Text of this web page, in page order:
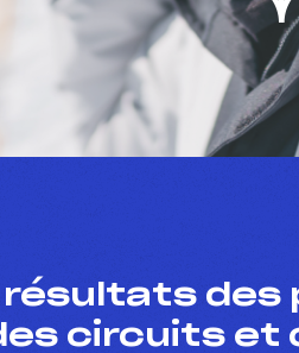
résultats
circuits et